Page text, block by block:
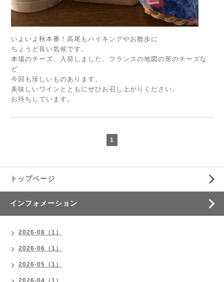
いよいよ秋本番！高尾もハイキングやお散歩に
ちょうど良い気候です。
本場のチーズ、入荷しました。フランスの地図の形のチーズな
ど
今回も珍しいものあります。
美味しいワインとともにぜひお召し上がりください。
お待ちしています。
1
トップページ
インフォメーション
2026-08（1）
2026-06（1）
2026-05（1）